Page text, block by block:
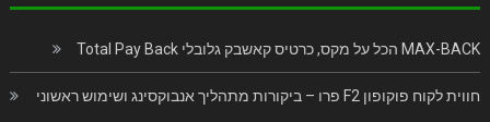
MAX-BACK הכל על מקס, כרטיס קאשבק גלובלי Total Pay Back
חווית לקוח פוקופון F2 פרו – ביקורות מתהליך אנבוקסינג ושימוש ראשוני